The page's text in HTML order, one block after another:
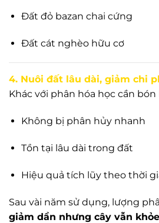
Đất đỏ bazan chai cứng
Đất cát nghèo hữu cơ
4. Nuôi đất lâu dài, giảm chi
Khác với phân hóa học cần
Không bị phân hủy nhanh
Tồn tại lâu dài trong đất
Hiệu quả tích lũy theo thời
Sau vài năm sử dụng, lượng
giảm dần nhưng cây vẫn khỏe